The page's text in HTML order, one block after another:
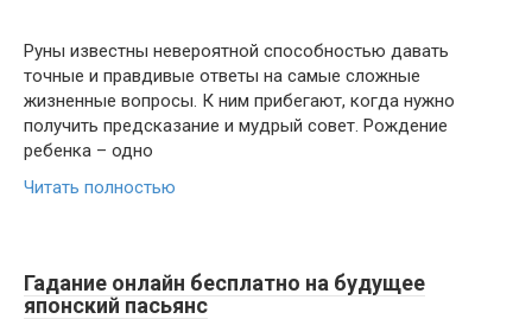
Руны известны невероятной способностью давать
точные и правдивые ответы на самые сложные
жизненные вопросы. К ним прибегают, когда нужно
получить предсказание и мудрый совет. Рождение
ребенка – одно
Читать полностью
Гадание онлайн бесплатно на будущее
японский пасьянс